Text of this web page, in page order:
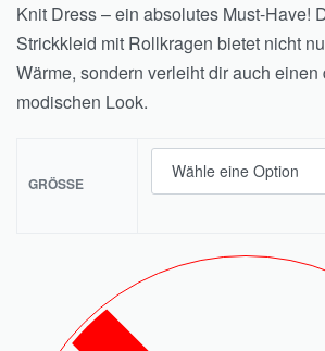
Knit Dress – ein absolutes Must-Have!
Strickkleid mit Rollkragen bietet nicht
Wärme, sondern verleiht dir auch einen
modischen Look.
GRÖSSE